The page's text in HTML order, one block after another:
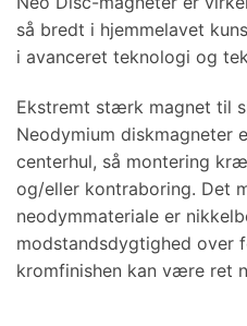
så bredt i hjemmelavet
i avanceret teknologi og
Ekstremt stærk magnet til
Neodymium diskmagneter
centerhul, så montering
og/eller kontraboring. Det
neodymmateriale er
modstandsdygtighed over
kromfinishen kan være ret